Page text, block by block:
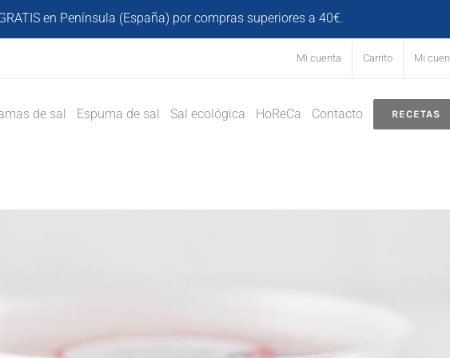
en Península (España) por compras superiores a 40€.
Mi cuenta Carrito Mi
de sal Espuma de sal Sal ecológica HoReCa Contacto RECETAS